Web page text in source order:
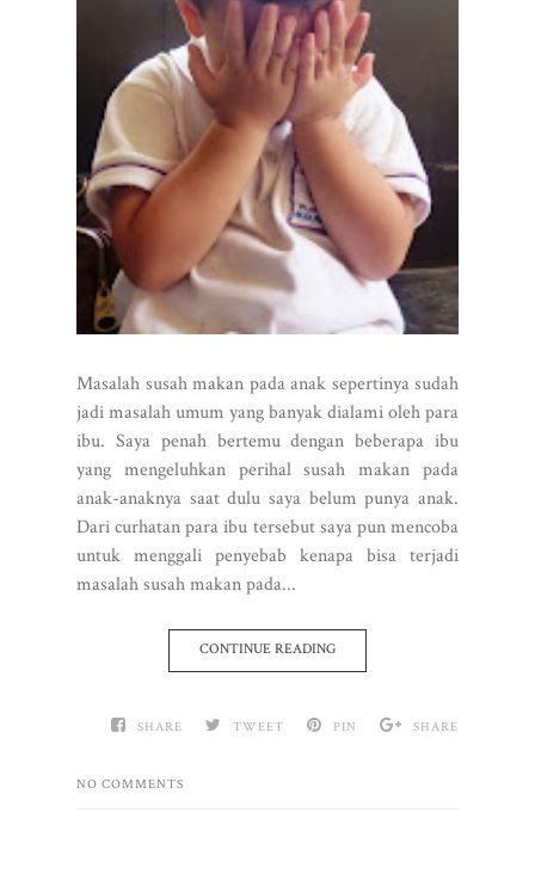
Masalah susah makan pada anak sepertinya sudah
jadi masalah umum yang banyak dialami oleh para
ibu. Saya penah bertemu dengan beberapa ibu
yang mengeluhkan perihal susah makan pada
anak-anaknya saat dulu saya belum punya anak.
Dari curhatan para ibu tersebut saya pun mencoba
untuk menggali penyebab kenapa bisa terjadi
masalah susah makan pada...
CONTINUE READING
SHARE TWEET PIN SHARE
NO COMMENTS